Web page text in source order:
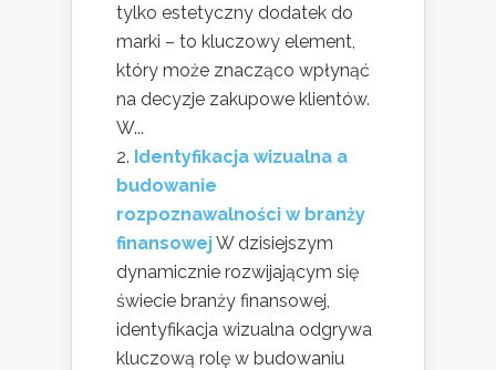
tylko estetyczny dodatek do
marki – to kluczowy element,
który może znacząco wpłynąć
na decyzje zakupowe klientów.
W...
Identyfikacja wizualna a
budowanie
rozpoznawalności w branży
finansowejW dzisiejszym
dynamicznie rozwijającym się
świecie branży finansowej,
identyfikacja wizualna odgrywa
kluczową rolę w budowaniu